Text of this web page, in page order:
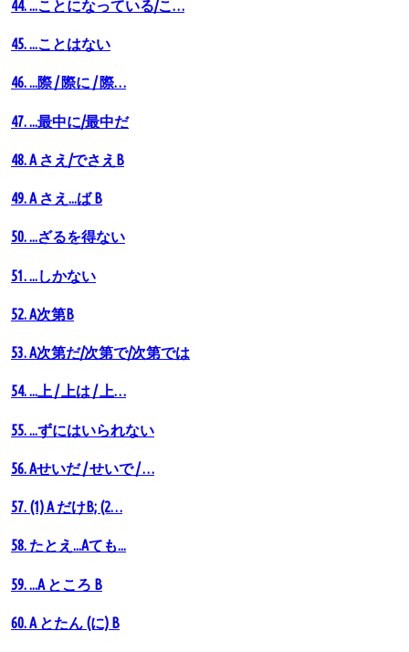
44. ...ことになっている/こ…
45. ...ことはない
46. ...際 / 際に / 際…
47. ...最中に/最中だ
48. A さえ/でさえB
49. A さえ...ば B
50. ...ざるを得ない
51. ...しかない
52. A次第B
53. A次第だ/次第で/次第では
54. ...上 / 上は / 上…
55. ...ずにはいられない
56. Аせいだ / せいで / …
57. (1) A だけB; (2…
58. たとえ...Aても...
59. ...A ところ B
60. A とたん (に) B